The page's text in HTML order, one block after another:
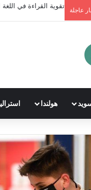
عاجلة
تقوية القراءة في اللغة
هولندا